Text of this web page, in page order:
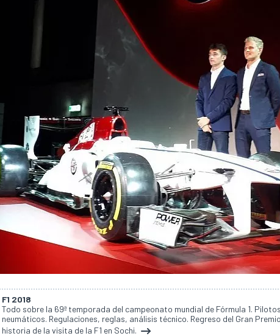
FÓRMULA E
F1 2018
Todo sobre la 69ª temporada del campeonato mundial de Fórmula 1.
neumáticos. Regulaciones, reglas, análisis técnico. Regreso del Gran
historia de la visita de la F1 en Sochi.